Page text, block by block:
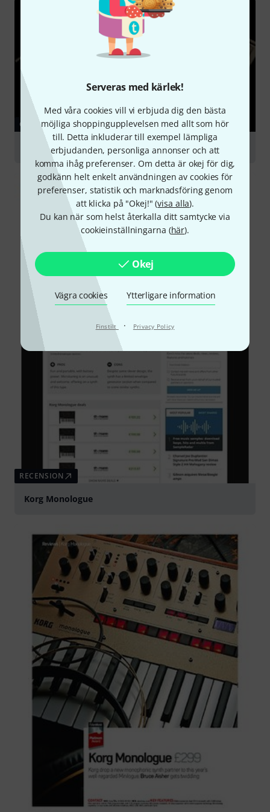
Serveras med kärlek!
Med våra cookies vill vi erbjuda dig den bästa
möjliga shoppingupplevelsen med allt som hör
till. Detta inkluderar till exempel lämpliga
erbjudanden, personliga annonser och att
komma ihåg preferenser. Om detta är okej för dig,
godkänn helt enkelt användningen av cookies för
preferenser, statistik och marknadsföring genom
att klicka på "Okej!" (visa alla).
Du kan när som helst återkalla ditt samtycke via
cookieinställningarna (här).
Okej
Vägra cookies Ytterligare information
Finstilt · Privacy Policy
GUIDE
Synthesizers
RECENSION
Korg Monologue